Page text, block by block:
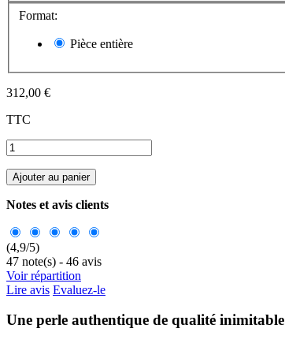
Format:
Pièce entière
312,00 €
TTC
Ajouter au panier
Notes et avis clients
(4,9/5)
47 note(s) - 46 avis
Voir répartition
Lire avis Evaluez-le
Une perle authentique de qualité inimitable